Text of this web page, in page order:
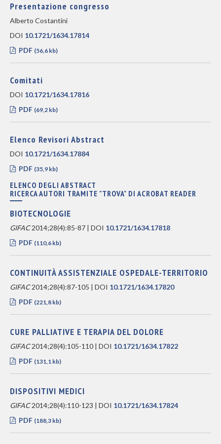
Presentazione congresso
Alberto Costantini
DOI 10.1721/1634.17814
PDF (56,6 kb)
Comitati
DOI 10.1721/1634.17816
PDF (69,2 kb)
Elenco Revisori Abstract
DOI 10.1721/1634.17884
PDF (35,9 kb)
ELENCO DEGLI ABSTRACT
RICERCA AUTORI TRAMITE "TROVA" DI ACROBAT READER
BIOTECNOLOGIE
GIFAC2014;28(4):85-87 | DOI 10.1721/1634.17818
PDF (110,6 kb)
CONTINUITÀ ASSISTENZIALE OSPEDALE-TERRITORIO
GIFAC2014;28(4):87-105 | DOI 10.1721/1634.17820
PDF (221,8 kb)
CURE PALLIATIVE E TERAPIA DEL DOLORE
GIFAC2014;28(4):105-110 | DOI 10.1721/1634.17822
PDF (131,1 kb)
DISPOSITIVI MEDICI
GIFAC2014;28(4):110-123 | DOI 10.1721/1634.17824
PDF (188,3 kb)